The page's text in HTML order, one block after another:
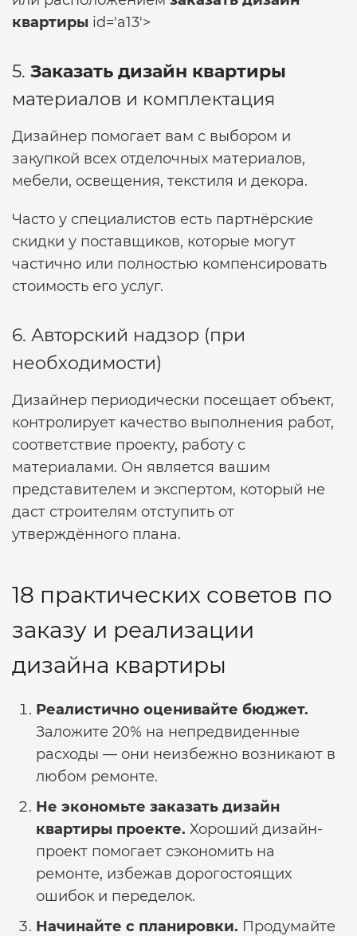
квартиры id='a13'>
5. Заказать дизайн квартиры
материалов и комплектация
Дизайнер помогает вам с выбором и
закупкой всех отделочных материалов,
мебели, освещения, текстиля и декора.
Часто у специалистов есть партнёрские
скидки у поставщиков, которые могут
частично или полностью компенсировать
стоимость его услуг.
6. Авторский надзор (при
необходимости)
Дизайнер периодически посещает объект,
контролирует качество выполнения работ,
соответствие проекту, работу с
материалами. Он является вашим
представителем и экспертом, который не
даст строителям отступить от
утверждённого плана.
18 практических советов по
заказу и реализации
дизайна квартиры
Реалистично оценивайте бюджет.
Заложите 20% на непредвиденные
расходы — они неизбежно возникают в
любом ремонте.
Не экономьте заказать дизайн
квартиры проекте. Хороший дизайн-
проект помогает сэкономить на
ремонте, избежав дорогостоящих
ошибок и переделок.
Начинайте с планировки. Продумайте